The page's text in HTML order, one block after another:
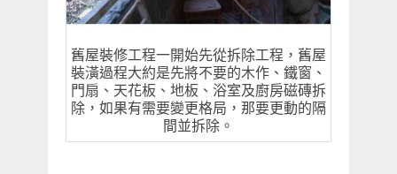
舊屋裝修工程一開始先從拆除工程，舊屋
裝潢過程大約是先將不要的木作、鐵窗、
門扇、天花板、地板、浴室及廚房磁磚拆
除，如果有需要變更格局，那要更動的隔
間並拆除。